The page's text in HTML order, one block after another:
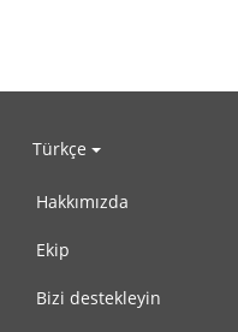
Türkçe
Hakkımızda
Ekip
Bizi destekleyin